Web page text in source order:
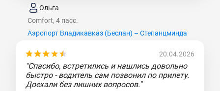
Ольга
Comfort, 4 пасс.
Аэропорт Владикавказ (Беслан) – Степанцминда
20.04.2026
"Спасибо, встретились и нашлись довольно
быстро - водитель сам позвонил по прилету.
Доехали без лишних вопросов."